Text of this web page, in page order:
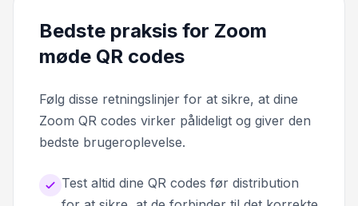
Bedste praksis for Zoom
møde QR codes
Følg disse retningslinjer for at sikre, at dine
Zoom QR codes virker pålideligt og giver den
bedste brugeroplevelse.
Test altid dine QR codes før distribution